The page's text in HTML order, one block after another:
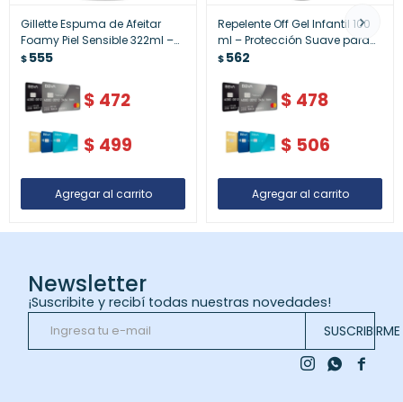
Gillette Espuma de Afeitar
Foamy Piel Sensible 322ml –
Suavidad y Cuidado
$555
$ 472
$ 499
Repelente Off Gel Infantil 100
ml – Protección Suave para
Niños
$562
$ 478
$ 506
Newsletter
¡Suscribite y recibí todas nuestras novedades!
SUSCRIBIRME

 